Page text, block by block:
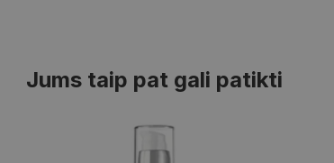
Jums taip pat gali patikti